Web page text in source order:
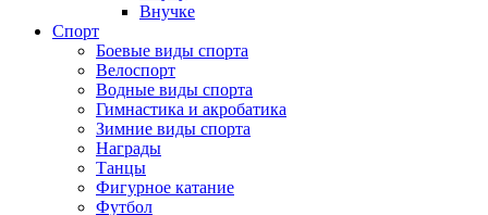
Внучке
Спорт
Боевые виды спорта
Велоспорт
Водные виды спорта
Гимнастика и акробатика
Зимние виды спорта
Награды
Танцы
Фигурное катание
Футбол